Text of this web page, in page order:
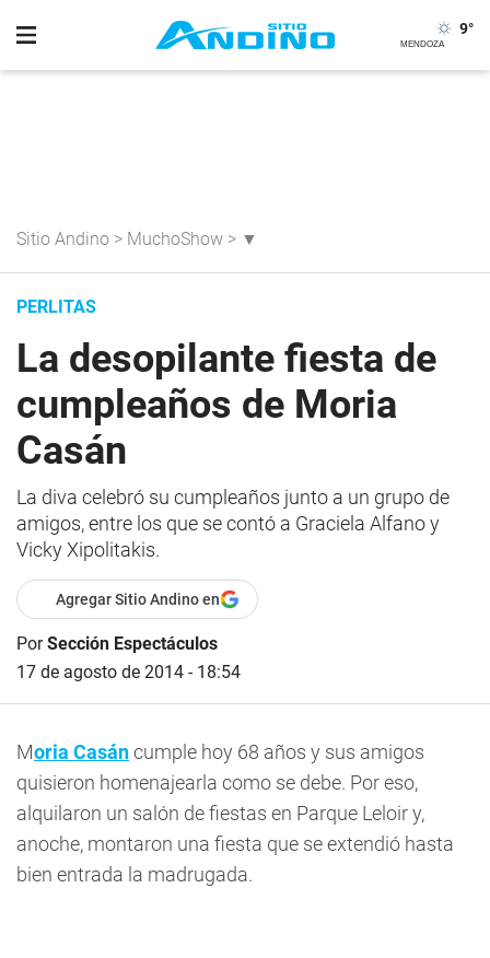
9°
Sitio Andino > MuchoShow > ▼
PERLITAS
La desopilante fiesta de
cumpleaños de Moria
Casán
La diva celebró su cumpleaños junto a un grupo de
amigos, entre los que se contó a Graciela Alfano y
Vicky Xipolitakis.
Agregar Sitio Andino en
PorSección Espectáculos
17 de agosto de 2014 - 18:54
Moria Casáncumple hoy 68 años y sus amigos
quisieron homenajearla como se debe. Por eso,
alquilaron un salón de fiestas en Parque Leloir y,
anoche, montaron una fiesta que se extendió hasta
bien entrada la madrugada.